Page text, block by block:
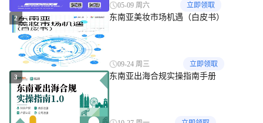
05-09 周六 立即领取
2 东南亚美妆市场机遇（白皮书）
09-24 周三 立即领取
3 东南亚出海合规实操指南手册